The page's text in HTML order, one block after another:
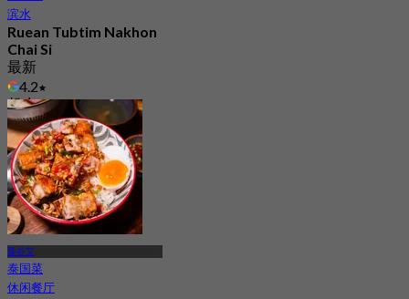
滨水
Ruean Tubtim Nakhon
Chai Si
最新
4.2
起฿ 290
曼谷艾
泰国菜
休闲餐厅